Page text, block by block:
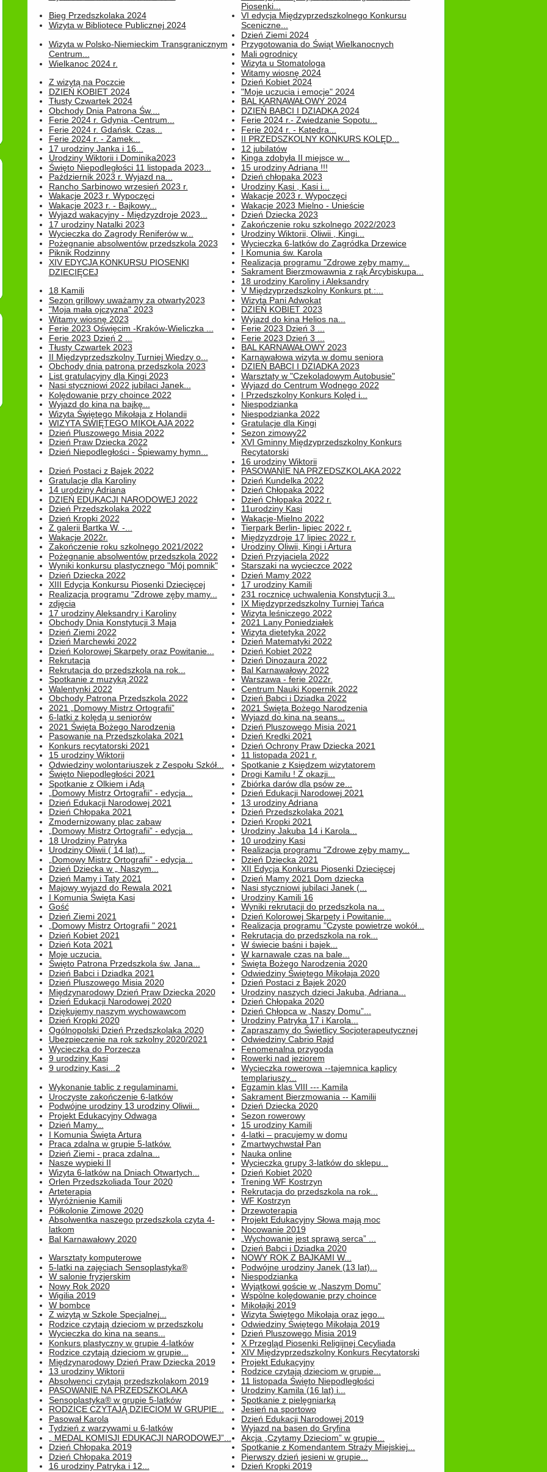
Piosenki...
Bieg Przedszkolaka 2024
Wizyta w Bibliotece Publicznej 2024
VI edycja Międzyprzedszkolnego Konkursu
Sceniczne...
Dzień Ziemi 2024
Wizyta w Polsko-Niemieckim Transgranicznym
Centrum...
Wielkanoc 2024 r.
Przygotowania do Świąt Wielkanocnych
Mali ogrodnicy
Wizyta u Stomatologa
Witamy wiosnę 2024
Z wizytą na Poczcie
DZIEŃ KOBIET 2024
Dzień Kobiet 2024
"Moje uczucia i emocje" 2024
Tłusty Czwartek 2024
Obchody Dnia Patrona Św....
BAL KARNAWAŁOWY 2024
DZIEŃ BABCI I DZIADKA 2024
Ferie 2024 r. Gdynia -Centrum...
Ferie 2024 r. Gdańsk. Czas...
Ferie 2024 r.- Zwiedzanie Sopotu...
Ferie 2024 r. - Katedra...
Ferie 2024 r. - Zamek...
17 urodziny Janka i 16...
II PRZEDSZKOLNY KONKURS KOLĘD...
12 jubilatów
Urodziny Wiktorii i Dominika2023
Święto Niepodległości 11 listopada 2023...
Kinga zdobyła II miejsce w...
15 urodziny Adriana !!!
Październik 2023 r. Wyjazd na...
Rancho Sarbinowo wrzesień 2023 r.
Dzień chłopaka 2023
Urodziny Kasi , Kasi i...
Wakacje 2023 r. Wypoczęci
Wakacje 2023 r. - Bajkowy...
Wakacje 2023 r. Wypoczęci
Wakacje 2023 Mielno - Unieście
Wyjazd wakacyjny - Międzyzdroje 2023...
17 urodziny Natalki 2023
Dzień Dziecka 2023
Zakończenie roku szkolnego 2022/2023
Wycieczka do Zagrody Reniferów w...
Pożegnanie absolwentów przedszkola 2023
Urodziny Wiktorii, Oliwii , Kingi...
Wycieczka 6-latków do Zagródka Drzewice
Piknik Rodzinny
XIV EDYCJA KONKURSU PIOSENKI
DZIECIĘCEJ
I Komunia św. Karola
Realizacja programu "Zdrowe zęby mamy...
Sakrament Bierzmowawnia z rąk Arcybiskupa...
18 urodziny Karoliny i Aleksandry
18 Kamili
Sezon grillowy uważamy za otwarty2023
V Międzyprzedszkolny Konkurs pt.:...
Wizyta Pani Adwokat
"Moja mała ojczyzna" 2023
Witamy wiosnę 2023
DZIEŃ KOBIET 2023
Wyjazd do kina Helios na...
Ferie 2023 Oświęcim -Kraków-Wieliczka ...
Ferie 2023 Dzień 2 ...
Ferie 2023 Dzień 3 ...
Ferie 2023 Dzień 3 ...
Tłusty Czwartek 2023
II Międzyprzedszkolny Turniej Wiedzy o...
BAL KARNAWAŁOWY 2023
Karnawałowa wizyta w domu seniora
Obchody dnia patrona przedszkola 2023
List gratulacyjny dla Kingi 2023
DZIEŃ BABCI I DZIADKA 2023
Warsztaty w "Czekoladowym Autobusie"
Nasi styczniowi 2022 jubilaci Janek...
Kolędowanie przy choince 2022
Wyjazd do Centrum Wodnego 2022
I Przedszkolny Konkurs Kolęd i...
Wyjazd do kina na bajkę...
Wizyta Świętego Mikołaja z Holandii
Niespodzianka
Niespodzianka 2022
WIZYTA ŚWIĘTEGO MIKOŁAJA 2022
Dzień Pluszowego Misia 2022
Gratulacje dla Kingi
Sezon zimowy22
Dzień Praw Dziecka 2022
Dzień Niepodległości - Śpiewamy hymn...
XVI Gminny Międzyprzedszkolny Konkurs
Recytatorski
16 urodziny Wiktorii
Dzień Postaci z Bajek 2022
Gratulacje dla Karoliny
PASOWANIE NA PRZEDSZKOLAKA 2022
Dzień Kundelka 2022
14 urodziny Adriana
DZIEŃ EDUKACJI NARODOWEJ 2022
Dzień Chłopaka 2022
Dzień Chłopaka 2022 r.
Dzień Przedszkolaka 2022
Dzień Kropki 2022
11urodziny Kasi
Wakacje-Mielno 2022
Z galerii Bartka W. -...
Wakacje 2022r.
Tierpark Berlin- lipiec 2022 r.
Międzyzdroje 17 lipiec 2022 r.
Zakończenie roku szkolnego 2021/2022
Pożegnanie absolwentów przedszkola 2022
Urodziny Oliwii, Kingi i Artura
Dzień Przyjaciela 2022
Wyniki konkursu plastycznego "Mój pomnik"
Dzień Dziecka 2022
Starszaki na wycieczce 2022
Dzień Mamy 2022
XIII Edycja Konkursu Piosenki Dziecięcej
Realizacja programu "Zdrowe zęby mamy...
17 urodziny Kamili
231 rocznicę uchwalenia Konstytucji 3...
zdjęcia
17 urodziny Aleksandry i Karoliny
IX Międzyprzedszkolny Turniej Tańca
Wizyta leśniczego 2022
Obchody Dnia Konstytucji 3 Maja
Dzień Ziemi 2022
2021 Lany Poniedziałek
Wizyta dietetyka 2022
Dzień Marchewki 2022
Dzień Kolorowej Skarpety oraz Powitanie...
Dzień Matematyki 2022
Dzień Kobiet 2022
Rekrutacja
Rekrutacja do przedszkola na rok...
Dzień Dinozaura 2022
Bal Karnawałowy 2022
Spotkanie z muzyką 2022
Walentynki 2022
Warszawa - ferie 2022r.
Centrum Nauki Kopernik 2022
Obchody Patrona Przedszkola 2022
2021 „Domowy Mistrz Ortografii”
Dzień Babci i Dziadka 2022
2021 Święta Bożego Narodzenia
6-latki z kolędą u seniorów
2021 Święta Bożego Narodzenia
Wyjazd do kina na seans...
Dzień Pluszowego Misia 2021
Pasowanie na Przedszkolaka 2021
Konkurs recytatorski 2021
Dzień Kredki 2021
Dzień Ochrony Praw Dziecka 2021
15 urodziny Wiktorii
Odwiedziny wolontariuszek z Zespołu Szkół...
11 listopada 2021 r.
Spotkanie z Księdzem wizytatorem
Święto Niepodległości 2021
Spotkanie z Olkiem i Adą
Drogi Kamilu ! Z okazji...
Zbiórka darów dla psów ze...
„Domowy Mistrz Ortografii” - edycja...
Dzień Edukacji Narodowej 2021
Dzień Edukacji Narodowej 2021
13 urodziny Adriana
Dzień Chłopaka 2021
Zmodernizowany plac zabaw
Dzień Przedszkolaka 2021
Dzień Kropki 2021
„Domowy Mistrz Ortografii” - edycja...
18 Urodziny Patryka
Urodziny Jakuba 14 i Karola...
10 urodziny Kasi
Urodziny Oliwii ( 14 lat)...
„Domowy Mistrz Ortografii” - edycja...
Realizacja programu "Zdrowe zęby mamy...
Dzień Dziecka 2021
Dzień Dziecka w „ Naszym...
Dzień Mamy i Taty 2021
XII Edycja Konkursu Piosenki Dziecięcej
Dzień Mamy 2021 Dom dziecka
Majowy wyjazd do Rewala 2021
I Komunia Święta Kasi
Nasi styczniowi jubilaci Janek (...
Urodziny Kamili 16
Gość
Dzień Ziemi 2021
Wyniki rekrutacji do przedszkola na...
Dzień Kolorowej Skarpety i Powitanie...
„Domowy Mistrz Ortografii " 2021
Dzień Kobiet 2021
Realizacja programu "Czyste powietrze wokół...
Rekrutacja do przedszkola na rok...
Dzień Kota 2021
Moje uczucia.
W świecie baśni i bajek...
W karnawale czas na bale...
Święto Patrona Przedszkola św. Jana...
Dzień Babci i Dziadka 2021
Święta Bożego Narodzenia 2020
Odwiedziny Świętego Mikołaja 2020
Dzień Pluszowego Misia 2020
Międzynarodowy Dzień Praw Dziecka 2020
Dzień Postaci z Bajek 2020
Urodziny naszych dzieci Jakuba, Adriana...
Dzień Edukacji Narodowej 2020
Dziękujemy naszym wychowawcom
Dzień Chłopaka 2020
Dzień Chłopca w „Naszy Domu”...
Dzień Kropki 2020
Ogólnopolski Dzień Przedszkolaka 2020
Urodziny Patryka 17 i Karola...
Zapraszamy do Świetlicy Socjoterapeutycznej
Ubezpieczenie na rok szkolny 2020/2021
Wycieczka do Porzecza
Odwiedziny Cabrio Rajd
Fenomenalna przygoda
9 urodziny Kasi
9 urodziny Kasi...2
Rowerki nad jeziorem
Wycieczka rowerowa --tajemnica kaplicy
templariuszy...
Wykonanie tablic z regulaminami.
Uroczyste zakończenie 6-latków
Egzamin klas VIII --- Kamila
Sakrament Bierzmowania -- Kamilii
Podwójne urodziny 13 urodziny Oliwii...
Projekt Edukacyjny Odwaga
Dzień Dziecka 2020
Sezon rowerowy
Dzień Mamy...
I Komunia Święta Artura
15 urodziny Kamili
4-latki – pracujemy w domu
Praca zdalna w grupie 5-latków.
Dzień Ziemi - praca zdalna...
Zmartwychwstał Pan
Nauka online
Nasze wypieki II
Wizyta 6-latków na Dniach Otwartych...
Wycieczka grupy 3-latków do sklepu...
Dzień Kobiet 2020
Orlen Przedszkoliada Tour 2020
Arteterapia
Trening WF Kostrzyn
Rekrutacja do przedszkola na rok...
Wyróżnienie Kamili
Półkolonie Zimowe 2020
WF Kostrzyn
Drzewoterapia
Absolwentka naszego przedszkola czyta 4-
latkom
Bal Karnawałowy 2020
Projekt Edukacyjny Słowa mają moc
Nocowanie 2019
„Wychowanie jest sprawą serca” ...
Dzień Babci i Dziadka 2020
Warsztaty komputerowe
5-latki na zajęciach Sensoplastyka®
NOWY ROK Z BAJKAMI W...
Podwójne urodziny Janek (13 lat)...
W salonie fryzjerskim
Nowy Rok 2020
Niespodzianka
Wyjątkowi goście w „Naszym Domu”
Wigilia 2019
W bombce
Wspólne kolędowanie przy choince
Mikołajki 2019
Z wizytą w Szkole Specjalnej...
Rodzice czytają dzieciom w przedszkolu
Wizyta Świętego Mikołaja oraz jego...
Odwiedziny Świętego Mikołaja 2019
Wycieczka do kina na seans...
Konkurs plastyczny w grupie 4-latków
Dzień Pluszowego Misia 2019
X Przegląd Piosenki Religijnej Cecyliada
Rodzice czytają dzieciom w grupie...
Międzynarodowy Dzień Praw Dziecka 2019
XIV Międzyprzedszkolny Konkurs Recytatorski
Projekt Edukacyjny
13 urodziny Wiktorii
Absolwenci czytają przedszkolakom 2019
Rodzice czytają dzieciom w grupie...
11 listopada Święto Niepodległości
PASOWANIE NA PRZEDSZKOLAKA
Sensoplastyka® w grupie 5-latków
Urodziny Kamila (16 lat) i...
Spotkanie z pielęgniarką
RODZICE CZYTAJĄ DZIECIOM W GRUPIE...
Pasował Karola
Jesień na sportowo
Dzień Edukacji Narodowej 2019
Tydzień z warzywami u 6-latków
„ MEDAL KOMISJI EDUKACJI NARODOWEJ”...
Wyjazd na basen do Gryfina
Akcja „Czytamy Dzieciom” w grupie...
Dzień Chłopaka 2019
Dzień Chłopaka 2019
Spotkanie z Komendantem Straży Miejskiej...
Pierwszy dzień jesieni w grupie...
16 urodziny Patryka i 12...
Dzień Kropki 2019